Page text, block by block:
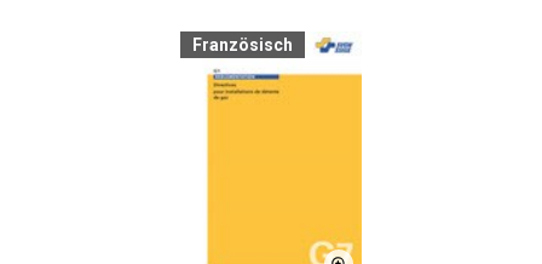
Französisch